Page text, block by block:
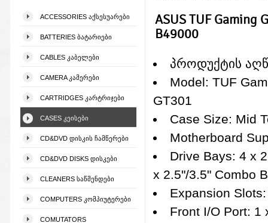
ACCESSORIES ᲐᲥᲡᲔᲡᲣᲐᲠᲔᲑᲘ
BATTERIES ᲑᲐᲢᲐᲠᲘᲔᲑᲘ
CABLES ᲙᲐᲑᲔᲚᲔᲑᲘ
CAMERA ᲙᲐᲛᲔᲠᲔᲑᲘ
CARTRIDGES ᲙᲐᲠᲢᲠᲘᲯᲔᲑᲘ
CASES ᲙᲔᲘᲡᲔᲑᲘ
CD&DVD ᲓᲘᲡᲙᲘᲡ ᲩᲐᲛᲬᲔᲠᲔᲑᲘ
CD&DVD DISKS ᲓᲘᲡᲙᲔᲑᲘ
CLEANERS ᲡᲐᲬᲛᲔᲜᲓᲔᲑᲘ
COMPUTERS ᲙᲝᲛᲞᲘᲣᲢᲔᲠᲔᲑᲘ
COMUTATORS
ASUS TUF Gaming
B49000
პროდუქტის
Model: TUF
GT301
Case Size: Mid
Motherboard
Drive Bays: 4 x
x 2.5"/3.5" Combo
Expansion
Front I/O Port: 1